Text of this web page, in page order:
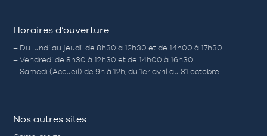
Horaires d’ouverture
– Du lundi au jeudi de 8h30 à 12h30 et de 14h00 à 17h30
– Vendredi de 8h30 à 12h30 et de 14h00 à 16h30
– Samedi (Accueil) de 9h à 12h, du 1er avril au 31 octobre.
Nos autres sites